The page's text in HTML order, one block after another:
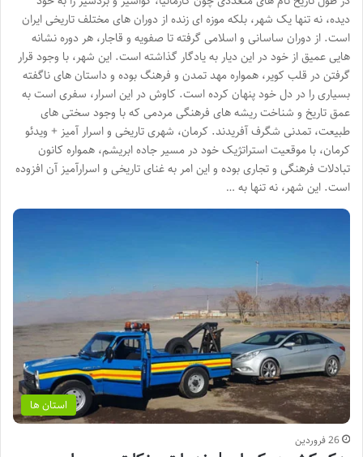
دیده، نه تنها یک شهر، بلکه موزه ای زنده از دوران های مختلف تاریخی ایران
است. از دوران ساسانی و اسلامی گرفته تا صفویه و قاجار، هر دوره نشانه
هایی عمیق از خود در این دیار به یادگار گذاشته است. این شهر، با وجود قرار
گرفتن در قلب کویر، همواره مهد تمدن و فرهنگ بوده و داستان های ناگفته
بسیاری را در دل خود پنهان کرده است. کاوش در این اسرار، سفری است به
عمق تاریخ و شناخت ریشه های فرهنگی مردمی که با وجود سختی های
طبیعت، تمدنی شگرف آفریدند. کرمان، شهری تاریخی و اسرار آمیز + ویدئو
کرمان، با موقعیت استراتژیک خود در مسیر جاده ابریشم، همواره کانون
تبادلات فرهنگی و تجاری بوده و این امر به غنای تاریخی و اسرارآمیز آن افزوده
است. این شهر، نه تنها به …
استان ها
26 فروردین